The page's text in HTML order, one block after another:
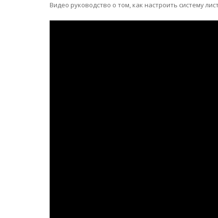
Видео руководство о том, как настроить систему